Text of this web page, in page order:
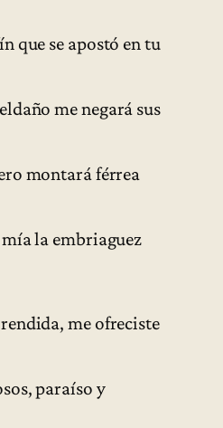
que se apostó en tu
me negará sus
montará férrea
mía la embriaguez
me ofreciste
paraíso y